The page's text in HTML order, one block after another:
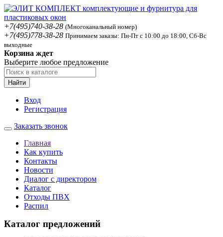
+7(495)740-38-28 (Многоканальный номер)
+7(495)778-38-28 Принимаем заказы: Пн-Пт с 10:00 до 18:00, Сб-Вс
выходные
Корзина ждет
Выберите любое предложение
Найти
Вход
Регистрация
Заказать звонок
Главная
Как купить
Контакты
Новости
Диалог с директором
Каталог
Отходы ПВХ
Распил
Каталог предложений